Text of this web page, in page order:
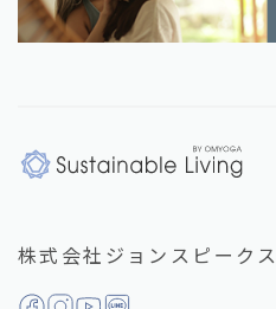
株式会社ジョンスピークス